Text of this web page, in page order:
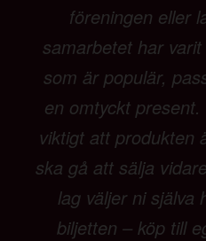
föreningen eller
samarbetet har
som är populär,
en omtyckt
viktigt att produkten
ska gå att sälja
lag väljer ni själva
biljetten – köp till